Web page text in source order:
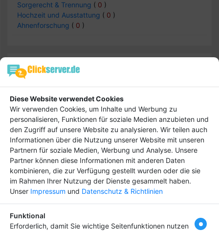
Sorgerecht & Trennung ( 0 )
Hochzeit und Ausstattung ( 0 )
Ahnenforschung ( 0 )
Familie & Erziehung -> Kindergärten &
Krippen
Einträge :0
keine Daten
Tipp
Hebe dich ab von
anderen ab und bringe
deinen Firmeneintrag
Diese Website verwendet Cookies
Wir verwenden Cookies, um Inhalte und Werbung zu
personalisieren, Funktionen für soziale Medien anzubieten und
den Zugriff auf unsere Website zu analysieren. Wir teilen auch
Informationen über die Nutzung unserer Website mit unseren
Partnern für soziale Medien, Werbung und Analyse. Unsere
Partner können diese Informationen mit anderen Daten
kombinieren, die zur Verfügung gestellt wurden oder die sie
im Rahmen Ihrer Nutzung der Dienste gesammelt haben.
Unser Impressum und Datenschutz & Richtlinien
Funktional
Erforderlich, damit Sie wichtige Seitenfunktionen nutzen